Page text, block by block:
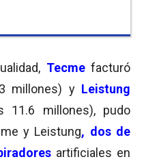
Tecmefacturó
millones) y Leistung
11.6 millones), pudo
y Leistung, dos de
artificiales en